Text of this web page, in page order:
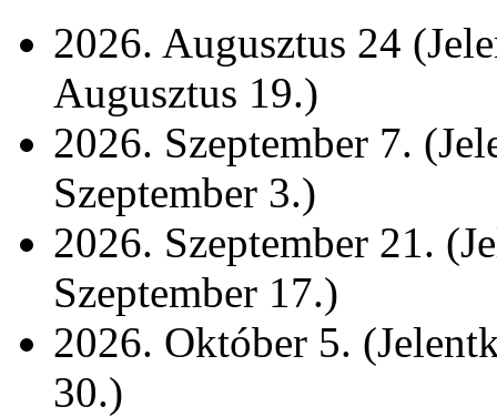
2026. Augusztus 24
Augusztus 19.)
2026. Szeptember 7.
Szeptember 3.)
2026. Szeptember 21.
Szeptember 17.)
2026. Október 5.
30.)